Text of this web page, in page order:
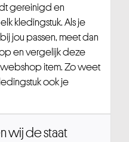
gereinigd en
kledingstuk. Als je
jou passen, meet dan
en vergelijk deze
item. Zo weet
ook je
wij de staat